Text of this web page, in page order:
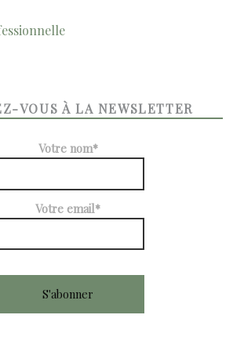
VOUS À LA NEWSLETTER
Votre nom*
Votre email*